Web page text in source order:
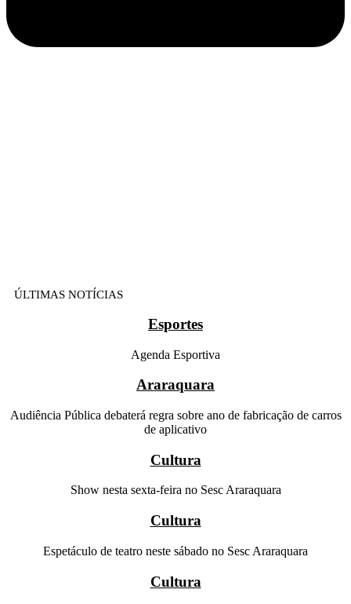
ÚLTIMAS NOTÍCIAS
Esportes
Agenda Esportiva
Araraquara
Audiência Pública debaterá regra sobre ano de fabricação de carros
de aplicativo
Cultura
Show nesta sexta-feira no Sesc Araraquara
Cultura
Espetáculo de teatro neste sábado no Sesc Araraquara
Cultura